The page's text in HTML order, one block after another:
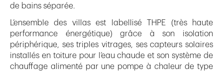
de bains séparée.
L’ensemble des villas est labellisé THPE (très haute
performance énergétique) grâce à son isolation
périphérique, ses triples vitrages, ses capteurs solaires
installés en toiture pour l’eau chaude et son système de
chauffage alimenté par une pompe à chaleur de type